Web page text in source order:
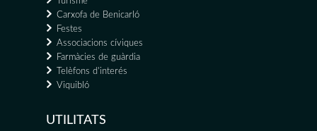
Carxofa de Benicarló
Festes
Associacions cíviques
Farmàcies de guàrdia
Telèfons d'interés
Viquibló
UTILITATS